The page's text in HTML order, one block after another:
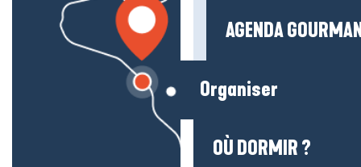
AGENDA
Organiser
OÙ DORMIR ?